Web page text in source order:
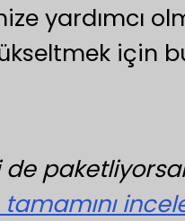
yardımcı
için